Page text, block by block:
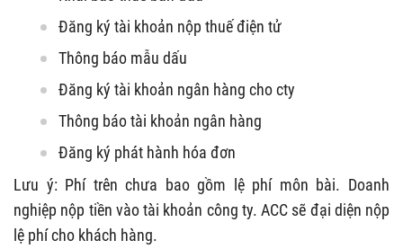
Đăng ký tài khoản nộp thuế điện tử
Thông báo mẫu dấu
Đăng ký tài khoản ngân hàng cho cty
Thông báo tài khoản ngân hàng
Đăng ký phát hành hóa đơn
Lưu ý: Phí trên chưa bao gồm lệ phí môn bài. Doanh
nghiệp nộp tiền vào tài khoản công ty. ACC sẽ đại diện nộp
lệ phí cho khách hàng.